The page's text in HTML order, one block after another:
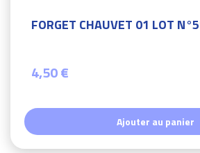
FORGET CHAUVET 01 LOT
4,50 €
Ajouter au panier